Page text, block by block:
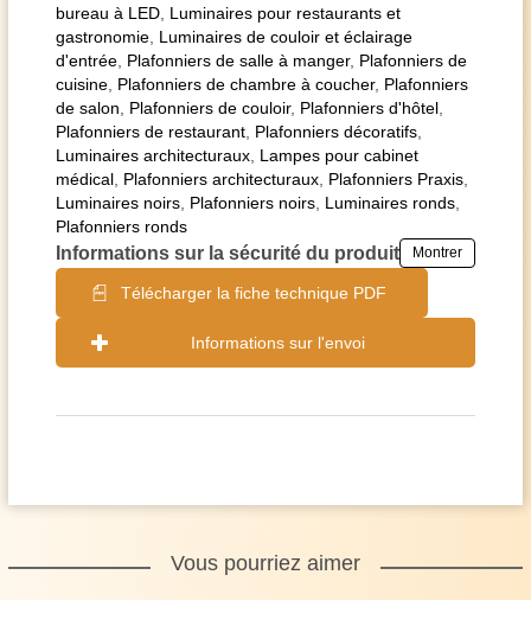
bureau à LED Luminaires pour restaurants et
gastronomie Luminaires de couloir et éclairage
d'entrée Plafonniers de salle à manger, Plafonniers de
cuisine Plafonniers de chambre à coucher, Plafonniers
de salon
Plafonniers de couloir, Plafonniers d'hôtel
Plafonniers de restaurant Plafonniers décoratifs
Luminaires architecturaux Lampes pour cabinet
médical Plafonniers architecturaux Plafonniers Praxis
Luminaires noirs Plafonniers noirs Luminaires ronds
Plafonniers ronds
Informations sur la sécurité du produit Montrer
Télécharger la fiche technique PDF
Informations sur l'envoi
Vous pourriez aimer